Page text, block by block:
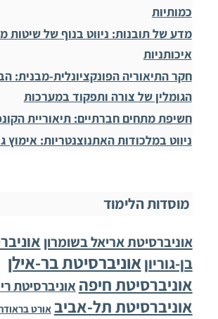
כמותיות
מדע של תובנות: ניווט בנוף של שיטות
איכותניות
חקר התיאוריה הפונקציונלית-מבנית:
הגומלין של צורה ותפקוד במערכות
חשיפת מתחים חברתיים: תיאוריית
ניווט במלכודות האתנוצנטריות: אימוץ
מוסדות הלימוד
אוניברסיטת אריאל בשומרון
בן-גוריוןאוניברסיטת בר-אילן
אוניברסיטת חיפה אוניברסיטת
אוניברסיטת תל-אביב אורט